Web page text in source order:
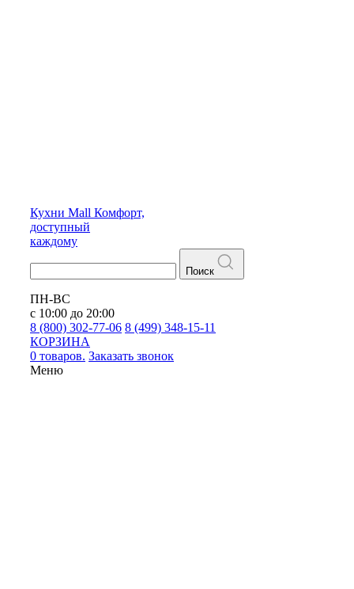
Кухни Mall Комфорт,
доступный
каждому
Поиск
ПН-ВС
с 10:00 до 20:00
8 (800) 302-77-06 8 (499) 348-15-11
КОРЗИНА
0 товаров. Заказать звонок
Меню